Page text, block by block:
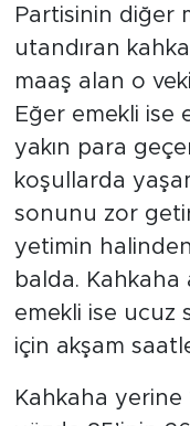
Partisinin diğer
utandıran
maaş alan o
Eğer emekli ise
yakın para
koşullarda
sonunu zor
yetimin
balda. Kahkaha
emekli ise ucuz
için akşam
Kahkaha yerine